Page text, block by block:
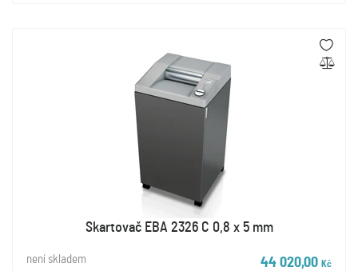
Skartovač EBA 2326 C 0,8 x 5 mm
není skladem 44 020,00 Kč